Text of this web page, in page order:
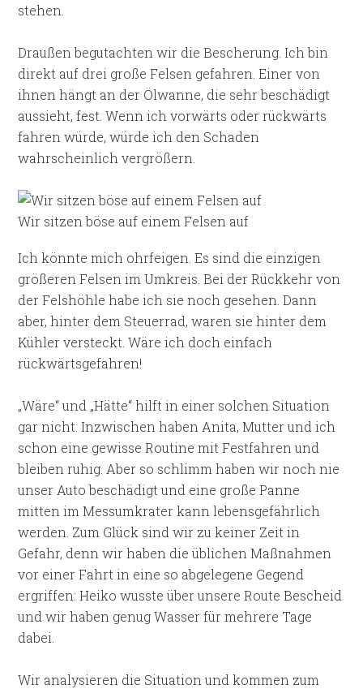
stehen.
Draußen begutachten wir die Bescherung. Ich bin
direkt auf drei große Felsen gefahren. Einer von
ihnen hängt an der Ölwanne, die sehr beschädigt
aussieht, fest. Wenn ich vorwärts oder rückwärts
fahren würde, würde ich den Schaden
wahrscheinlich vergrößern.
Wir sitzen böse auf einem Felsen auf
Ich könnte mich ohrfeigen. Es sind die einzigen
größeren Felsen im Umkreis. Bei der Rückkehr von
der Felshöhle habe ich sie noch gesehen. Dann
aber, hinter dem Steuerrad, waren sie hinter dem
Kühler versteckt. Wäre ich doch einfach
rückwärtsgefahren!
„Wäre“ und „Hätte“ hilft in einer solchen Situation
gar nicht. Inzwischen haben Anita, Mutter und ich
schon eine gewisse Routine mit Festfahren und
bleiben ruhig. Aber so schlimm haben wir noch nie
unser Auto beschädigt und eine große Panne
mitten im Messumkrater kann lebensgefährlich
werden. Zum Glück sind wir zu keiner Zeit in
Gefahr, denn wir haben die üblichen Maßnahmen
vor einer Fahrt in eine so abgelegene Gegend
ergriffen: Heiko wusste über unsere Route Bescheid
und wir haben genug Wasser für mehrere Tage
dabei.
Wir analysieren die Situation und kommen zum